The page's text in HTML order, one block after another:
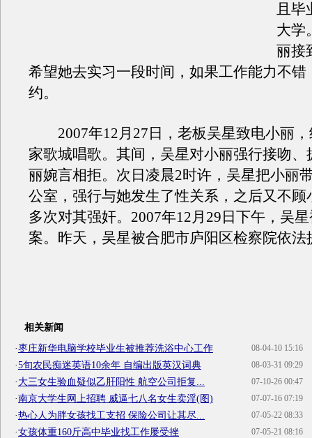
且毕
大学
丽接
希望她去实习一段时间，如果工作能力不错
约。
2007年12月27日，老板吴星致电小丽，
家歌城唱歌。其间，吴星对小丽强行接吻、
丽婉言相拒。次日凌晨2时许，吴星把小丽
公室，强行与她发生了性关系，之后又不顾
多次对其强奸。2007年12月29日下午，吴
案。昨天，吴星被合肥市庐阳区检察院依法
相关新闻
08-04-10 15:16
·枣庄新华电脑学校毕业生被推荐洗浴中心工作
08-03-31 09:29
·5旬农民痴迷英语10余年 自编出版英汉词典
07-10-26 00:47
·大三女生验血疑似乙肝阳性 航空公司拒复...
07-07-16 07:19
·南京大学生网上招聘 威逼七八名女生卖淫(图)
07-05-22 08:33
·热心人为胖女孩找工支招 保险公司让其尽...
07-05-21 08:16
·女孩体重160斤高中毕业找工作屡受挫